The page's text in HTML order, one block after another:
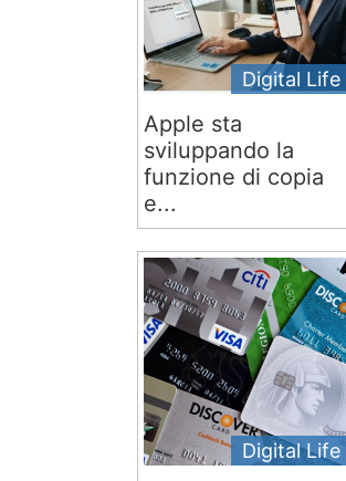
Digital Life
Apple sta
sviluppando la
funzione di copia
e...
Digital Life